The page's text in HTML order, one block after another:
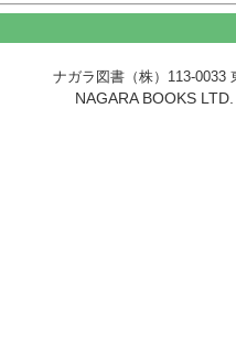
ナガラ図書（株）113-
NAGARA BOOKS